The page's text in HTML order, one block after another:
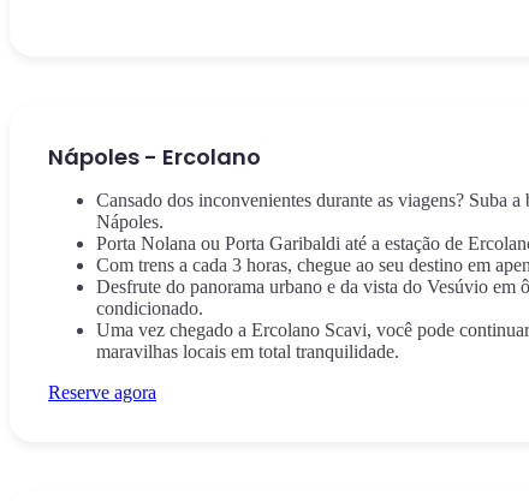
Nápoles - Ercolano
Cansado dos inconvenientes durante as viagens? Suba
Nápoles.
Porta Nolana ou Porta Garibaldi até a estação de
Com trens a cada 3 horas, chegue ao seu destino em
Desfrute do panorama urbano e da vista do Vesúvio em
condicionado.
Uma vez chegado a Ercolano Scavi, você pode
maravilhas locais em total tranquilidade.
Reserve agora